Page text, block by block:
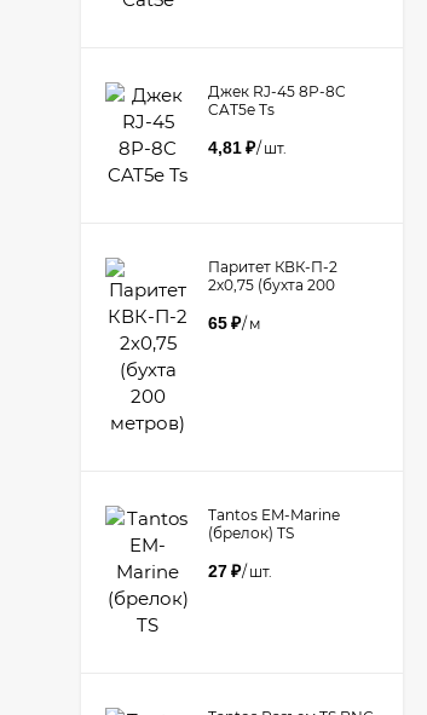
Джек RJ-45 8P-8C
CAT5e Ts
4,81₽/ шт.
Паритет КВК-П-2
2х0,75 (бухта 200
65₽/ м
Tantos EM-Marine
(брелок) TS
27₽/ шт.